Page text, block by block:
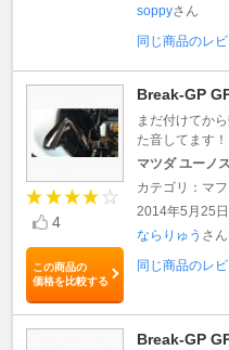
soppyさん
同じ商品のレ
4
この商品の
価格を比較する
Break-GP
まだ付けてか
た音してます
マツダ ユーノ
カテゴリ：マ
2014年5月25
ならりゅう さん
同じ商品のレ
Break-GP